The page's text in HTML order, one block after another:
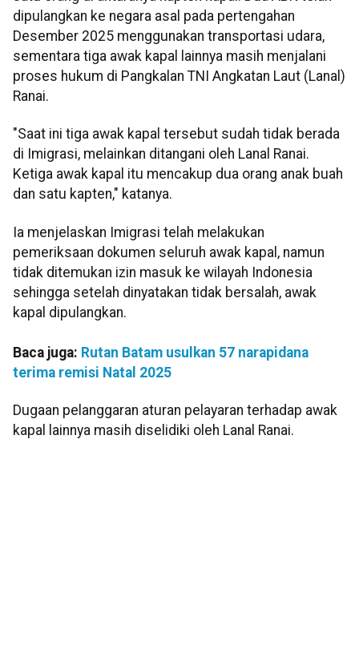
dipulangkan ke negara asal pada pertengahan
Desember 2025 menggunakan transportasi udara,
sementara tiga awak kapal lainnya masih menjalani
proses hukum di Pangkalan TNI Angkatan Laut (Lanal)
Ranai.
"Saat ini tiga awak kapal tersebut sudah tidak berada
di Imigrasi, melainkan ditangani oleh Lanal Ranai.
Ketiga awak kapal itu mencakup dua orang anak buah
dan satu kapten," katanya.
Ia menjelaskan Imigrasi telah melakukan
pemeriksaan dokumen seluruh awak kapal, namun
tidak ditemukan izin masuk ke wilayah Indonesia
sehingga setelah dinyatakan tidak bersalah, awak
kapal dipulangkan.
Baca juga: Rutan Batam usulkan 57 narapidana
terima remisi Natal 2025
Dugaan pelanggaran aturan pelayaran terhadap awak
kapal lainnya masih diselidiki oleh Lanal Ranai.